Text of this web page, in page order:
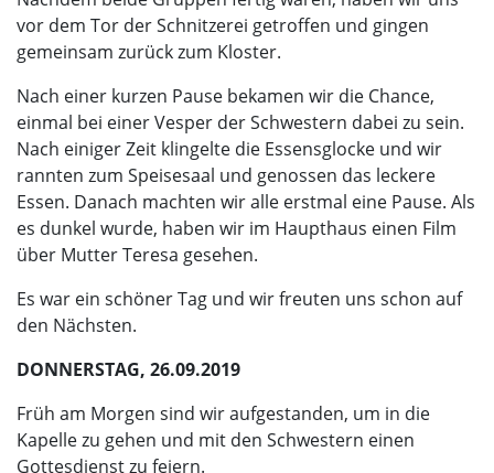
vor dem Tor der Schnitzerei getroffen und gingen
gemeinsam zurück zum Kloster.
Nach einer kurzen Pause bekamen wir die Chance,
einmal bei einer Vesper der Schwestern dabei zu sein.
Nach einiger Zeit klingelte die Essensglocke und wir
rannten zum Speisesaal und genossen das leckere
Essen. Danach machten wir alle erstmal eine Pause. Als
es dunkel wurde, haben wir im Haupthaus einen Film
über Mutter Teresa gesehen.
Es war ein schöner Tag und wir freuten uns schon auf
den Nächsten.
DONNERSTAG, 26.09.2019
Früh am Morgen sind wir aufgestanden, um in die
Kapelle zu gehen und mit den Schwestern einen
Gottesdienst zu feiern.